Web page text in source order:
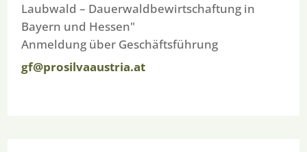
Laubwald – Dauerwaldbewirtschaftung in
Bayern und Hessen"
Anmeldung über Geschäftsführung
gf@prosilvaaustria.at